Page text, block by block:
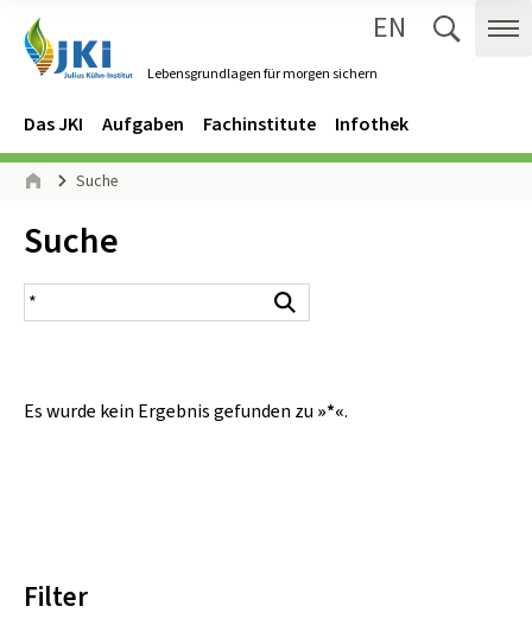
Lebensgrundlagen für morgen sichern
EN
Navigation
Hauptmenü
Das JKI Aufgaben Fachinstitute Infothek
Seitenpfad
Suche
Inhalt:
Suche
Suchergebnis
Es wurde kein Ergebnis gefunden zu »*«.
Filter